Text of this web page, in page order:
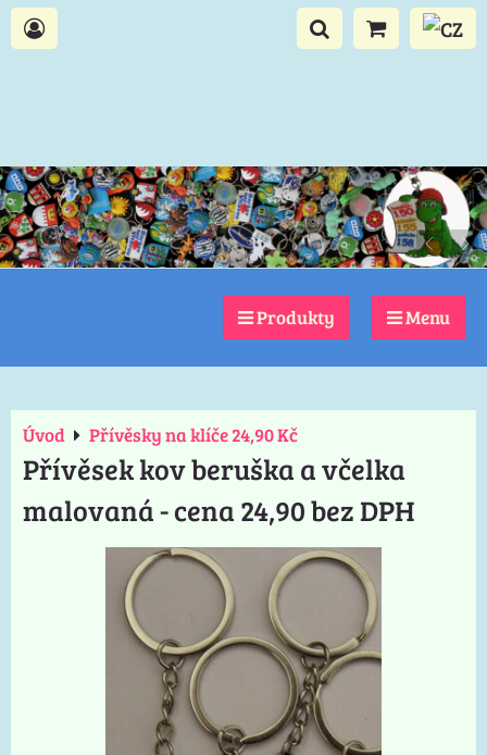
Produkty Menu
Úvod Přívěsky na klíče 24,90 Kč
Přívěsek kov beruška a včelka
malovaná - cena 24,90 bez DPH